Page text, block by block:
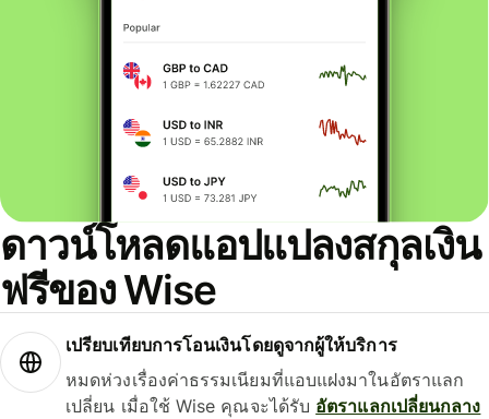
ดาวน์โหลดแอปแปลงสกุลเงิน
ฟรีของ Wise
เปรียบเทียบการโอนเงินโดยดูจากผู้ให้บริการ
หมดห่วงเรื่องค่าธรรมเนียมที่แอบแฝงมาในอัตราแลก
เปลี่ยน เมื่อใช้ Wise คุณจะได้รับ อัตราแลกเปลี่ยนกลาง